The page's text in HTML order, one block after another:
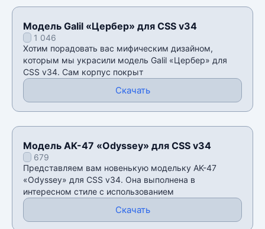
Модель Galil «Цербер» для CSS v34
1 046
Хотим порадовать вас мифическим дизайном,
которым мы украсили модель Galil «Цербер» для
CSS v34. Сам корпус покрыт
Скачать
Модель AK-47 «Odyssey» для CSS v34
679
Представляем вам новенькую модельку AK-47
«Odyssey» для CSS v34. Она выполнена в
интересном стиле с использованием
Скачать